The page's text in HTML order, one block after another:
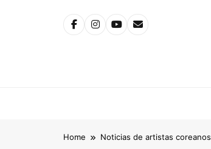
Home Noticias de artistas coreanos